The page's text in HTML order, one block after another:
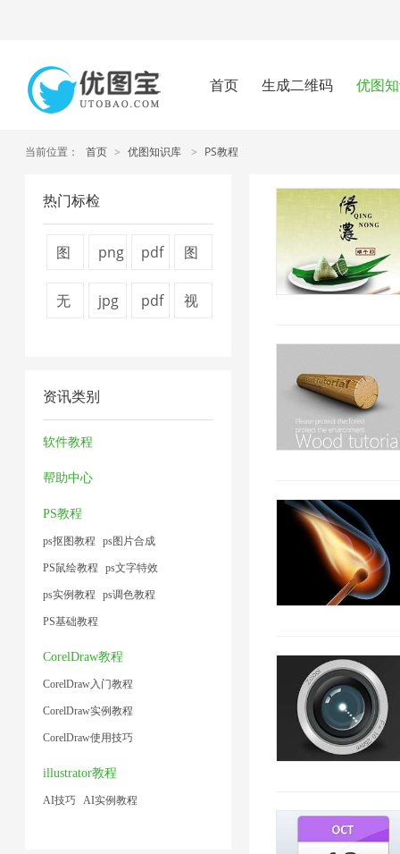
首页 生成二维码 优图
当前位置： 首页 > 优图知识库 > PS教程
热门标检
图
器
2
png
缩
1
pdf
1
图
无
缩
1
jpg
1
pdf
视
资讯类别
软件教程
帮助中心
PS教程
ps抠图教程 ps图片合成
PS鼠绘教程 ps文字特效
ps实例教程 ps调色教程
PS基础教程
CorelDraw教程
CorelDraw入门教程
CorelDraw实例教程
CorelDraw使用技巧
illustrator教程
AI技巧 AI实例教程